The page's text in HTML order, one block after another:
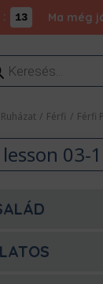
: 13 Ma még
Ruházat / Férfi / Férfi
03-1